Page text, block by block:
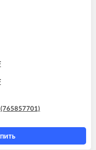
(765857701)
(7787575)
(765281001)
(7729463)